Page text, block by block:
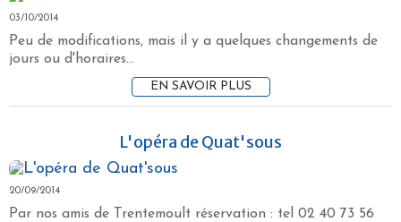
03/10/2014
Peu de modifications, mais il y a quelques changements de
jours ou d'horaires...
EN SAVOIR PLUS
L'opéra de Quat'sous
20/09/2014
Par nos amis de Trentemoult réservation : tel 02 40 73 56